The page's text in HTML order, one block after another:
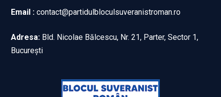
Email : contact@partidulbloculsuveranistroman.ro
Adresa: Bld. Nicolae Bălcescu, Nr. 21, Parter, Sector 1,
București